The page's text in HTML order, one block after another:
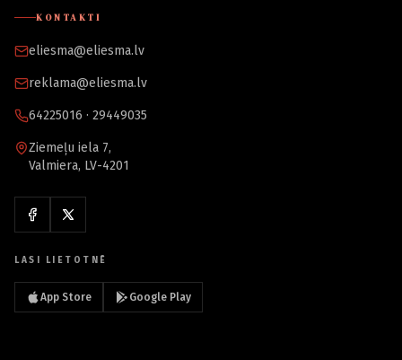
KONTAKTI
eliesma@eliesma.lv
reklama@eliesma.lv
64225016 · 29449035
Ziemeļu iela 7,
Valmiera, LV-4201
LASI LIETOTNĒ
App Store Google Play